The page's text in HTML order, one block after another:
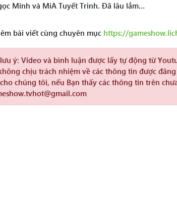
Minh và MiA Tuyết Trinh. Đã lâu lắm…
bài viết cùng chuyên mục https://
ý: Video và bình luận được lấy tự động từ
chịu trách nhiệm về các thông tin được
chúng tôi, nếu Bạn thấy các thông tin trên